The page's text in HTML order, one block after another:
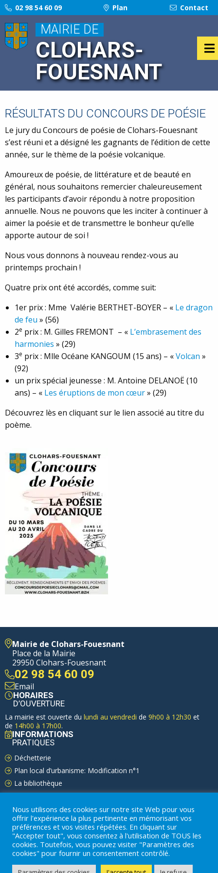
02 98 54 60 09 Plan Contact
MAIRIE DE
CLOHARS-
FOUESNANT
RÉSULTATS DU CONCOURS DE POÉSIE
Le jury du Concours de poésie de Clohars-Fouesnant
s’est réuni et a désigné les gagnants de l’édition de cette
année, sur le thème de la poésie volcanique.
Amoureux de poésie, de littérature et de beauté en
général, nous souhaitons remercier chaleureusement
les participants d’avoir répondu à notre proposition
annuelle. Nous ne pouvons que les inciter à continuer à
aimer la poésie et de transmettre le bonheur qu’elle
apporte autour de soi !
Nous vous donnons à nouveau rendez-vous au
printemps prochain !
Quatre prix ont été accordés, comme suit:
1er prix : Mme Valérie BERTHET-BOYER – « Le dragon
de feu » (56)
2e prix : M. Gilles FREMONT – « L’embrasement des
harmonies » (29)
3e prix : Mlle Océane KANGOUM (15 ans) – «Volcan »
(92)
un prix spécial jeunesse : M. Antoine DELANOË (10
ans) – « Les éruptions de mon cœur» (29)
Découvrez lès en cliquant sur le lien associé au titre du
poème.
Mairie de Clohars-Fouesnant
Place de la Mairie
29950 Clohars-Fouesnant
02 98 54 60 09
Email
HORAIRES
D’OUVERTURE
La mairie est ouverte du lundi au vendredi de 9h00 à 12h30 et
de 14h00 à 17h00.
INFORMATIONS
PRATIQUES
Déchetterie
Plan local d’urbanisme: Modification n°1
La bibliothèque
COMMUNAUTÉ DE COMMUNES DU PAYS FOUESNANTAIS
Mentions légales|Gestion des Cookies|Politique de confidentialité
Nous utilisons des cookies sur notre site Web pour vous
offrir l'expérience la plus pertinente en mémorisant vos
préférences et vos visites répétées. En cliquant sur
"Accepter tout", vous consentez à l'utilisation de TOUS les
cookies. Toutefois, vous pouvez visiter "Paramètres des
cookies" pour fournir un consentement contrôlé.